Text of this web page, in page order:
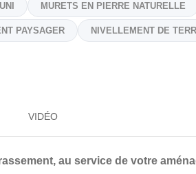
MURETS EN PIERRE NATURELLE
PAYSAGER NIVELLEMENT DE
VIDÉO
au service de votre